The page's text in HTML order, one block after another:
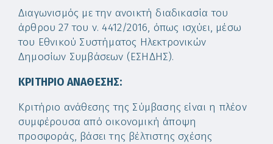
Διαγωνισμός με την ανοικτή διαδικασία του
άρθρου 27 του ν. 4412/2016, όπως ισχύει, μέσω
του Εθνικού Συστήματος Ηλεκτρονικών
Δημοσίων Συμβάσεων (ΕΣΗΔΗΣ).
ΚΡΙΤΗΡΙΟ ΑΝΑΘΕΣΗΣ:
Κριτήριο ανάθεσης της Σύμβασης είναι η πλέον
συμφέρουσα από οικονομική άποψη
προσφοράς, βάσει της βέλτιστης σχέσης